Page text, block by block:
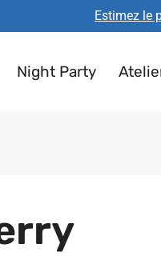
Estimez le
Night Party